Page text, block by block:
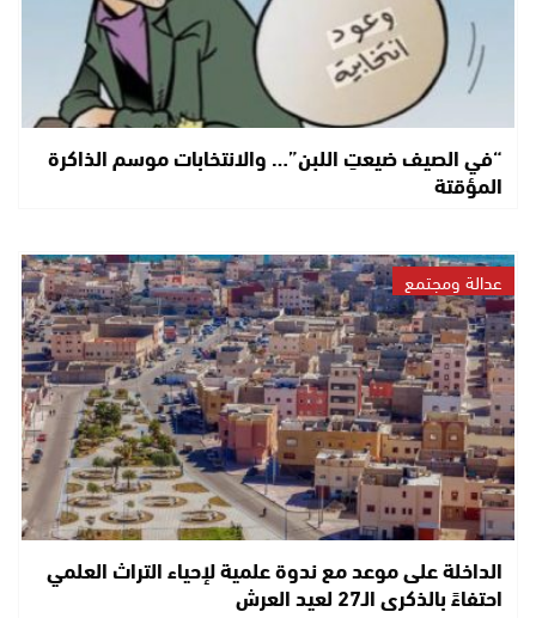
“في الصيف ضيعتِ اللبن”… والانتخابات موسم الذاكرة
المؤقتة
عدالة ومجتمع
الداخلة على موعد مع ندوة علمية لإحياء التراث العلمي
احتفاءً بالذكرى الـ27 لعيد العرش